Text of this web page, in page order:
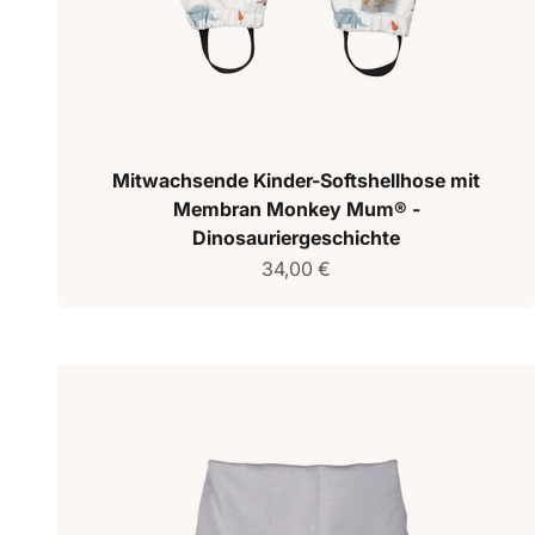
Mitwachsende Kinder-Softshellhose mit
Membran Monkey Mum® -
Dinosauriergeschichte
Verkaufspreis
34,00 €